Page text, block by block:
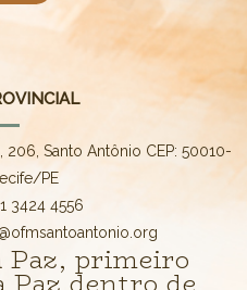
Santo Antônio CEP: 50010-
PE
3424 4556
Paz, primeiro